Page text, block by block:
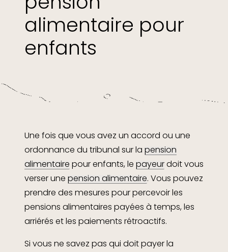
alimentaire pour
enfants
Une fois que vous avez un accord ou une
ordonnance du tribunal sur la pension
alimentaire pour enfants, le payeur doit vous
verser une pension alimentaire. Vous pouvez
prendre des mesures pour percevoir les
pensions alimentaires payées à temps, les
arriérés et les paiements rétroactifs.
Si vous ne savez pas qui doit payer la